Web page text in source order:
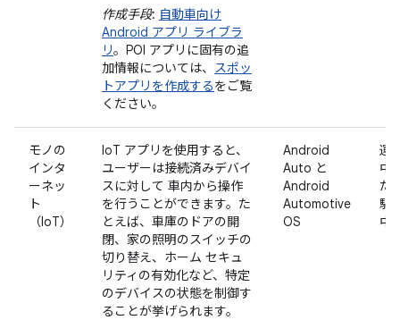
作成手段: 自動車向け
Android アプリ ライブラ
リ。POI アプリに固有の追
加情報については、
スポッ
トアプリを作成するをご覧
ください。
モノの
インタ
ーネッ
ト
（IoT）
IoT アプリを使用すると、
ユーザーは接続済みデバイ
スに対して 車内から操作
を行うことができます。た
とえば、車庫のドアの開
閉、家の照明のスイッチの
切り替え、ホーム セキュ
リティの有効化など、特定
のデバイスの状態を制御す
ることが挙げられます。
Android
Auto と
Android
Automotive
OS
運
中
た
駐
中